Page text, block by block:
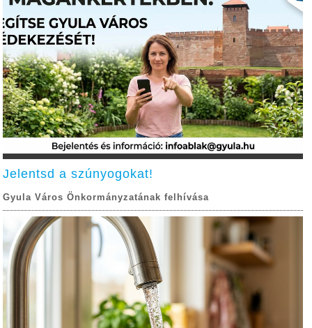
Jelentsd a szúnyogokat!
Gyula Város Önkormányzatának felhívása